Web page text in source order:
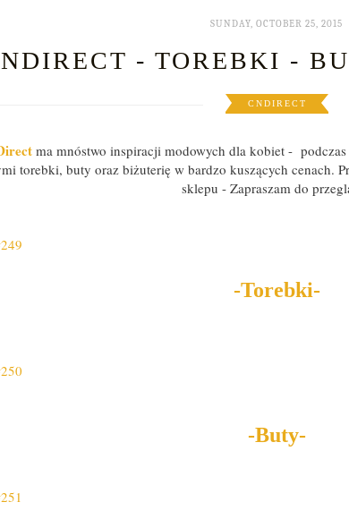
SUNDAY, OCTOBER 25, 2015
- TOREBKI -
CNDIRECT
ma mnóstwo inspiracji modowych dla kobiet -
torebki, buty oraz biżuterię w bardzo kuszących cenach.
sklepu - Zapraszam do
-Torebki-
-Buty-